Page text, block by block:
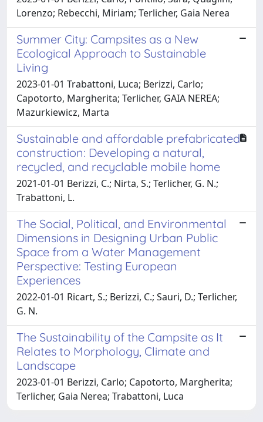
Lorenzo; Rebecchi, Miriam; Terlicher, Gaia Nerea
Summer City: Campsites as a New
Ecological Approach to Sustainable
Living
2023-01-01 Trabattoni, Luca; Berizzi, Carlo;
Capotorto, Margherita; Terlicher, GAIA NEREA;
Mazurkiewicz, Marta
Sustainable and affordable prefabricated
construction: Developing a natural,
recycled, and recyclable mobile home
2021-01-01 Berizzi, C.; Nirta, S.; Terlicher, G. N.;
Trabattoni, L.
The Social, Political, and Environmental
Dimensions in Designing Urban Public
Space from a Water Management
Perspective: Testing European
Experiences
2022-01-01 Ricart, S.; Berizzi, C.; Sauri, D.; Terlicher,
G. N.
The Sustainability of the Campsite as It
Relates to Morphology, Climate and
Landscape
2023-01-01 Berizzi, Carlo; Capotorto, Margherita;
Terlicher, Gaia Nerea; Trabattoni, Luca